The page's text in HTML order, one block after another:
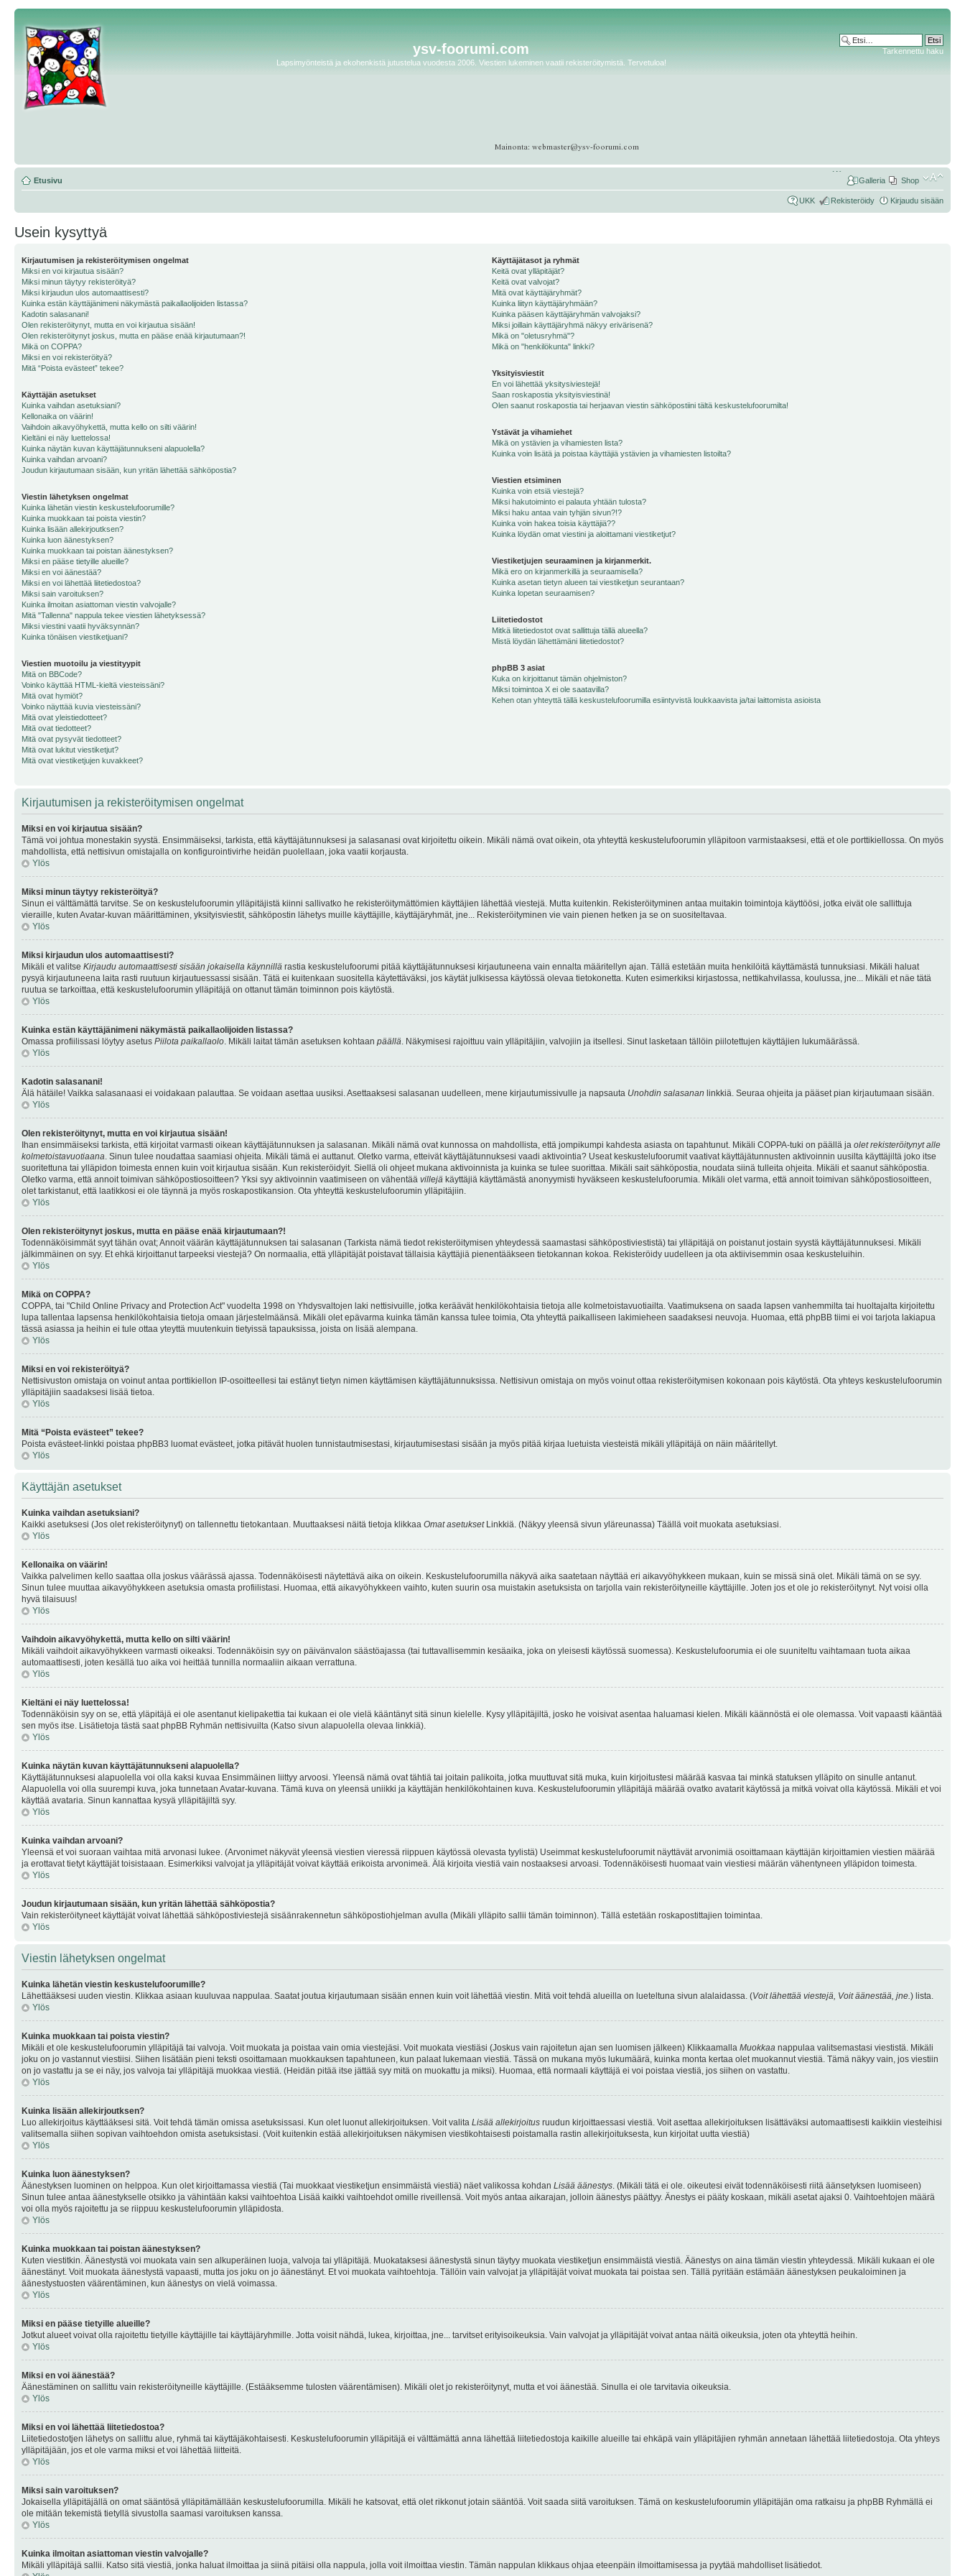
ysv-foorumi.com
Lapsimyönteistä ja ekohenkistä jutustelua vuodesta 2006. Viestien lukeminen vaatii rekisteröitymistä. Tervetuloa!
Tarkennettu haku
Etusivu Shop
Galleria
UKK Rekisteröidy Kirjaudu sisään
Usein kysyttyä
Kirjautumisen ja rekisteröitymisen ongelmat
Miksi en voi kirjautua sisään?
Miksi minun täytyy rekisteröityä?
Miksi kirjaudun ulos automaattisesti?
Kuinka estän käyttäjänimeni näkymästä paikallaolijoiden listassa?
Kadotin salasanani!
Olen rekisteröitynyt, mutta en voi kirjautua sisään!
Olen rekisteröitynyt joskus, mutta en pääse enää kirjautumaan?!
Mikä on COPPA?
Miksi en voi rekisteröityä?
Mitä “Poista evästeet” tekee?
Käyttäjän asetukset
Kuinka vaihdan asetuksiani?
Kellonaika on väärin!
Vaihdoin aikavyöhykettä, mutta kello on silti väärin!
Kieltäni ei näy luettelossa!
Kuinka näytän kuvan käyttäjätunnukseni alapuolella?
Kuinka vaihdan arvoani?
Joudun kirjautumaan sisään, kun yritän lähettää sähköpostia?
Viestin lähetyksen ongelmat
Kuinka lähetän viestin keskustelufoorumille?
Kuinka muokkaan tai poista viestin?
Kuinka lisään allekirjoutksen?
Kuinka luon äänestyksen?
Kuinka muokkaan tai poistan äänestyksen?
Miksi en pääse tietyille alueille?
Miksi en voi äänestää?
Miksi en voi lähettää liitetiedostoa?
Miksi sain varoituksen?
Kuinka ilmoitan asiattoman viestin valvojalle?
Mitä "Tallenna" nappula tekee viestien lähetyksessä?
Miksi viestini vaatii hyväksynnän?
Kuinka tönäisen viestiketjuani?
Viestien muotoilu ja viestityypit
Mitä on BBCode?
Voinko käyttää HTML-kieltä viesteissäni?
Mitä ovat hymiöt?
Voinko näyttää kuvia viesteissäni?
Mitä ovat yleistiedotteet?
Mitä ovat tiedotteet?
Mitä ovat pysyvät tiedotteet?
Mitä ovat lukitut viestiketjut?
Mitä ovat viestiketjujen kuvakkeet?
Käyttäjätasot ja ryhmät
Keitä ovat ylläpitäjät?
Keitä ovat valvojat?
Mitä ovat käyttäjäryhmät?
Kuinka liityn käyttäjäryhmään?
Kuinka pääsen käyttäjäryhmän valvojaksi?
Miksi joillain käyttäjäryhmä näkyy erivärisenä?
Mikä on "oletusryhmä"?
Mikä on "henkilökunta" linkki?
Yksityisviestit
En voi lähettää yksitysiviestejä!
Saan roskapostia yksityisviestinä!
Olen saanut roskapostia tai herjaavan viestin sähköpostiini tältä keskustelufoorumilta!
Ystävät ja vihamiehet
Mikä on ystävien ja vihamiesten lista?
Kuinka voin lisätä ja poistaa käyttäjiä ystävien ja vihamiesten listoilta?
Viestien etsiminen
Kuinka voin etsiä viestejä?
Miksi hakutoiminto ei palauta yhtään tulosta?
Miksi haku antaa vain tyhjän sivun?!?
Kuinka voin hakea toisia käyttäjiä??
Kuinka löydän omat viestini ja aloittamani viestiketjut?
Viestiketjujen seuraaminen ja kirjanmerkit.
Mikä ero on kirjanmerkillä ja seuraamisella?
Kuinka asetan tietyn alueen tai viestiketjun seurantaan?
Kuinka lopetan seuraamisen?
Liitetiedostot
Mitkä liitetiedostot ovat sallittuja tällä alueella?
Mistä löydän lähettämäni liitetiedostot?
phpBB 3 asiat
Kuka on kirjoittanut tämän ohjelmiston?
Miksi toimintoa X ei ole saatavilla?
Kehen otan yhteyttä tällä keskustelufoorumilla esiintyvistä loukkaavista ja/tai laittomista asioista
Kirjautumisen ja rekisteröitymisen ongelmat
Miksi en voi kirjautua sisään?
Tämä voi johtua monestakin syystä. Ensimmäiseksi, tarkista, että käyttäjätunnuksesi ja salasanasi ovat kirjoitettu oikein. Mikäli nämä ovat oikein, ota yhteyttä keskustelufoorumin ylläpitoon varmistaaksesi, että et ole porttikiellossa. On myös
mahdollista, että nettisivun omistajalla on konfigurointivirhe heidän puolellaan, joka vaatii korjausta.
Ylös
Miksi minun täytyy rekisteröityä?
Sinun ei välttämättä tarvitse. Se on keskustelufoorumin ylläpitäjistä kiinni sallivatko he rekisteröitymättömien käyttäjien lähettää viestejä. Mutta kuitenkin. Rekisteröityminen antaa muitakin toimintoja käyttöösi, jotka eivät ole sallittuja
vieraille, kuten Avatar-kuvan määrittäminen, yksityisviestit, sähköpostin lähetys muille käyttäjille, käyttäjäryhmät, jne... Rekisteröityminen vie vain pienen hetken ja se on suositeltavaa.
Ylös
Miksi kirjaudun ulos automaattisesti?
Mikäli et valitse Kirjaudu automaattisesti sisään jokaisella käynnillä rastia keskustelufoorumi pitää käyttäjätunnuksesi kirjautuneena vain ennalta määritellyn ajan. Tällä estetään muita henkilöitä käyttämästä tunnuksiasi. Mikäli haluat
pysyä kirjautuneena laita rasti ruutuun kirjautuessassi sisään. Tätä ei kuitenkaan suositella käytettäväksi, jos käytät julkisessa käytössä olevaa tietokonetta. Kuten esimerkiksi kirjastossa, nettikahvilassa, koulussa, jne... Mikäli et näe tätä
ruutua se tarkoittaa, että keskustelufoorumin ylläpitäjä on ottanut tämän toiminnon pois käytöstä.
Ylös
Kuinka estän käyttäjänimeni näkymästä paikallaolijoiden listassa?
Omassa profiilissasi löytyy asetus Piilota paikallaolo. Mikäli laitat tämän asetuksen kohtaan päällä. Näkymisesi rajoittuu vain ylläpitäjiin, valvojiin ja itsellesi. Sinut lasketaan tällöin piilotettujen käyttäjien lukumäärässä.
Ylös
Kadotin salasanani!
Älä hätäile! Vaikka salasanaasi ei voidakaan palauttaa. Se voidaan asettaa uusiksi. Asettaaksesi salasanan uudelleen, mene kirjautumissivulle ja napsauta Unohdin salasanan linkkiä. Seuraa ohjeita ja pääset pian kirjautumaan sisään.
Ylös
Olen rekisteröitynyt, mutta en voi kirjautua sisään!
Ihan ensimmäiseksi tarkista, että kirjoitat varmasti oikean käyttäjätunnuksen ja salasanan. Mikäli nämä ovat kunnossa on mahdollista, että jompikumpi kahdesta asiasta on tapahtunut. Mikäli COPPA-tuki on päällä ja olet rekisteröitynyt alle
kolmetoistavuotiaana. Sinun tulee noudattaa saamiasi ohjeita. Mikäli tämä ei auttanut. Oletko varma, etteivät käyttäjätunnuksesi vaadi aktivointia? Useat keskustelufoorumit vaativat käyttäjätunnusten aktivoinnin uusilta käyttäjiltä joko itse
suoritettuna tai ylläpidon toimesta ennen kuin voit kirjautua sisään. Kun rekisteröidyit. Siellä oli ohjeet mukana aktivoinnista ja kuinka se tulee suorittaa. Mikäli sait sähköpostia, noudata siinä tulleita ohjeita. Mikäli et saanut sähköpostia.
Oletko varma, että annoit toimivan sähköpostiosoitteen? Yksi syy aktivoinnin vaatimiseen on vähentää villejä käyttäjiä käyttämästä anonyymisti hyväkseen keskustelufoorumia. Mikäli olet varma, että annoit toimivan sähköpostiosoitteen,
olet tarkistanut, että laatikkosi ei ole täynnä ja myös roskapostikansion. Ota yhteyttä keskustelufoorumin ylläpitäjiin.
Ylös
Olen rekisteröitynyt joskus, mutta en pääse enää kirjautumaan?!
Todennäköisimmät syyt tähän ovat; Annoit väärän käyttäjätunnuksen tai salasanan (Tarkista nämä tiedot rekisteröitymisen yhteydessä saamastasi sähköpostiviestistä) tai ylläpitäjä on poistanut jostain syystä käyttäjätunnuksesi. Mikäli
jälkimmäinen on syy. Et ehkä kirjoittanut tarpeeksi viestejä? On normaalia, että ylläpitäjät poistavat tällaisia käyttäjiä pienentääkseen tietokannan kokoa. Rekisteröidy uudelleen ja ota aktiivisemmin osaa keskusteluihin.
Ylös
Mikä on COPPA?
COPPA, tai "Child Online Privacy and Protection Act" vuodelta 1998 on Yhdysvaltojen laki nettisivuille, jotka keräävät henkilökohtaisia tietoja alle kolmetoistavuotiailta. Vaatimuksena on saada lapsen vanhemmilta tai huoltajalta kirjoitettu
lupa tallentaa lapsensa henkilökohtaisia tietoja omaan järjestelmäänsä. Mikäli olet epävarma kuinka tämän kanssa tulee toimia, Ota yhteyttä paikalliseen lakimieheen saadaksesi neuvoja. Huomaa, että phpBB tiimi ei voi tarjota lakiapua
tässä asiassa ja heihin ei tule ottaa yteyttä muutenkuin tietyissä tapauksissa, joista on lisää alempana.
Ylös
Miksi en voi rekisteröityä?
Nettisivuston omistaja on voinut antaa porttikiellon IP-osoitteellesi tai estänyt tietyn nimen käyttämisen käyttäjätunnuksissa. Nettisivun omistaja on myös voinut ottaa rekisteröitymisen kokonaan pois käytöstä. Ota yhteys keskustelufoorumin
ylläpitäjiin saadaksesi lisää tietoa.
Ylös
Mitä “Poista evästeet” tekee?
Poista evästeet-linkki poistaa phpBB3 luomat evästeet, jotka pitävät huolen tunnistautmisestasi, kirjautumisestasi sisään ja myös pitää kirjaa luetuista viesteistä mikäli ylläpitäjä on näin määritellyt.
Ylös
Käyttäjän asetukset
Kuinka vaihdan asetuksiani?
Kaikki asetuksesi (Jos olet rekisteröitynyt) on tallennettu tietokantaan. Muuttaaksesi näitä tietoja klikkaa Omat asetuksetLinkkiä. (Näkyy yleensä sivun yläreunassa) Täällä voit muokata asetuksiasi.
Ylös
Kellonaika on väärin!
Vaikka palvelimen kello saattaa olla joskus väärässä ajassa. Todennäköisesti näytettävä aika on oikein. Keskustelufoorumilla näkyvä aika saatetaan näyttää eri aikavyöhykkeen mukaan, kuin se missä sinä olet. Mikäli tämä on se syy.
Sinun tulee muuttaa aikavyöhykkeen asetuksia omasta profiilistasi. Huomaa, että aikavyöhykkeen vaihto, kuten suurin osa muistakin asetuksista on tarjolla vain rekisteröityneille käyttäjille. Joten jos et ole jo rekisteröitynyt. Nyt voisi olla
hyvä tilaisuus!
Ylös
Vaihdoin aikavyöhykettä, mutta kello on silti väärin!
Mikäli vaihdoit aikavyöhykkeen varmasti oikeaksi. Todennäköisin syy on päivänvalon säästöajassa (tai tuttavallisemmin kesäaika, joka on yleisesti käytössä suomessa). Keskustelufoorumia ei ole suuniteltu vaihtamaan tuota aikaa
automaattisesti, joten kesällä tuo aika voi heittää tunnilla normaaliin aikaan verrattuna.
Ylös
Kieltäni ei näy luettelossa!
Todennäköisin syy on se, että yläpitäjä ei ole asentanut kielipakettia tai kukaan ei ole vielä kääntänyt sitä sinun kielelle. Kysy ylläpitäjiltä, josko he voisivat asentaa haluamasi kielen. Mikäli käännöstä ei ole olemassa. Voit vapaasti kääntää
sen myös itse. Lisätietoja tästä saat phpBB Ryhmän nettisivuilta (Katso sivun alapuolella olevaa linkkiä).
Ylös
Kuinka näytän kuvan käyttäjätunnukseni alapuolella?
Käyttäjätunnuksesi alapuolella voi olla kaksi kuvaa Ensimmäinen liittyy arvoosi. Yleensä nämä ovat tähtiä tai joitain palikoita, jotka muuttuvat sitä muka, kuin kirjoitustesi määrää kasvaa tai minkä statuksen ylläpito on sinulle antanut.
Alapuolella voi olla suurempi kuva, joka tunnetaan Avatar-kuvana. Tämä kuva on yleensä uniikki ja käyttäjän henkilökohtainen kuva. Keskustelufoorumin ylläpitäjä määrää ovatko avatarit käytössä ja mitkä voivat olla käytössä. Mikäli et voi
käyttää avataria. Sinun kannattaa kysyä ylläpitäjiltä syy.
Ylös
Kuinka vaihdan arvoani?
Yleensä et voi suoraan vaihtaa mitä arvonasi lukee. (Arvonimet näkyvät yleensä viestien vieressä riippuen käytössä olevasta tyylistä) Useimmat keskustelufoorumit näyttävät arvonimiä osoittamaan käyttäjän kirjoittamien viestien määrää
ja erottavat tietyt käyttäjät toisistaaan. Esimerkiksi valvojat ja ylläpitäjät voivat käyttää erikoista arvonimeä. Älä kirjoita viestiä vain nostaaksesi arvoasi. Todennäköisesti huomaat vain viestiesi määrän vähentyneen ylläpidon toimesta.
Ylös
Joudun kirjautumaan sisään, kun yritän lähettää sähköpostia?
Vain rekisteröityneet käyttäjät voivat lähettää sähköpostiviestejä sisäänrakennetun sähköpostiohjelman avulla (Mikäli ylläpito sallii tämän toiminnon). Tällä estetään roskapostittajien toimintaa.
Ylös
Viestin lähetyksen ongelmat
Kuinka lähetän viestin keskustelufoorumille?
Lähettääksesi uuden viestin. Klikkaa asiaan kuuluvaa nappulaa. Saatat joutua kirjautumaan sisään ennen kuin voit lähettää viestin. Mitä voit tehdä alueilla on lueteltuna sivun alalaidassa. (Voit lähettää viestejä, Voit äänestää, jne.) lista.
Ylös
Kuinka muokkaan tai poista viestin?
Mikäli et ole keskustelufoorumin ylläpitäjä tai valvoja. Voit muokata ja poistaa vain omia viestejäsi. Voit muokata viestiäsi (Joskus vain rajoitetun ajan sen luomisen jälkeen) Klikkaamalla Muokkaa nappulaa valitsemastasi viestistä. Mikäli
joku on jo vastannut viestiisi. Siihen lisätään pieni teksti osoittamaan muokkauksen tapahtuneen, kun palaat lukemaan viestiä. Tässä on mukana myös lukumäärä, kuinka monta kertaa olet muokannut viestiä. Tämä näkyy vain, jos viestiin
on jo vastattu ja se ei näy, jos valvoja tai ylläpitäjä muokkaa viestiä. (Heidän pitää itse jättää syy mitä on muokattu ja miksi). Huomaa, että normaali käyttäjä ei voi poistaa viestiä, jos siihen on vastattu.
Ylös
Kuinka lisään allekirjoutksen?
Luo allekirjoitus käyttääksesi sitä. Voit tehdä tämän omissa asetuksissasi. Kun olet luonut allekirjoituksen. Voit valita Lisää allekirjoitus ruudun kirjoittaessasi viestiä. Voit asettaa allekirjoituksen lisättäväksi automaattisesti kaikkiin viesteihisi
valitsemalla siihen sopivan vaihtoehdon omista asetuksistasi. (Voit kuitenkin estää allekirjoituksen näkymisen viestikohtaisesti poistamalla rastin allekirjoituksesta, kun kirjoitat uutta viestiä)
Ylös
Kuinka luon äänestyksen?
Äänestyksen luominen on helppoa. Kun olet kirjoittamassa viestiä (Tai muokkaat viestiketjun ensimmäistä viestiä) näet valikossa kohdan Lisää äänestys. (Mikäli tätä ei ole. oikeutesi eivät todennäköisesti riitä äänsetyksen luomiseen)
Sinun tulee antaa äänestykselle otsikko ja vähintään kaksi vaihtoehtoa Lisää kaikki vaihtoehdot omille riveillensä. Voit myös antaa aikarajan, jolloin äänestys päättyy. Änestys ei pääty koskaan, mikäli asetat ajaksi 0. Vaihtoehtojen määrä
voi olla myös rajoitettu ja se riippuu keskustelufoorumin ylläpidosta.
Ylös
Kuinka muokkaan tai poistan äänestyksen?
Kuten viestitkin. Äänestystä voi muokata vain sen alkuperäinen luoja, valvoja tai ylläpitäjä. Muokataksesi äänestystä sinun täytyy muokata viestiketjun ensimmäistä viestiä. Äänestys on aina tämän viestin yhteydessä. Mikäli kukaan ei ole
äänestänyt. Voit muokata äänestystä vapaasti, mutta jos joku on jo äänestänyt. Et voi muokata vaihtoehtoja. Tällöin vain valvojat ja ylläpitäjät voivat muokata tai poistaa sen. Tällä pyritään estämään äänestyksen peukaloiminen ja
äänestystuosten väärentäminen, kun äänestys on vielä voimassa.
Ylös
Miksi en pääse tietyille alueille?
Jotkut alueet voivat olla rajoitettu tietyille käyttäjille tai käyttäjäryhmille. Jotta voisit nähdä, lukea, kirjoittaa, jne... tarvitset erityisoikeuksia. Vain valvojat ja ylläpitäjät voivat antaa näitä oikeuksia, joten ota yhteyttä heihin.
Ylös
Miksi en voi äänestää?
Äänestäminen on sallittu vain rekisteröityneille käyttäjille. (Estääksemme tulosten väärentämisen). Mikäli olet jo rekisteröitynyt, mutta et voi äänestää. Sinulla ei ole tarvitavia oikeuksia.
Ylös
Miksi en voi lähettää liitetiedostoa?
Liitetiedostotjen lähetys on sallittu alue, ryhmä tai käyttäjäkohtaisesti. Keskustelufoorumin ylläpitäjä ei välttämättä anna lähettää liitetiedostoja kaikille alueille tai ehkäpä vain ylläpitäjien ryhmän annetaan lähettää liitetiedostoja. Ota yhteys
ylläpitäjään, jos et ole varma miksi et voi lähettää liitteitä.
Ylös
Miksi sain varoituksen?
Jokaisella ylläpitäjällä on omat sääntösä ylläpitämällään keskustelufoorumilla. Mikäli he katsovat, että olet rikkonut jotain sääntöä. Voit saada siitä varoituksen. Tämä on keskustelufoorumin ylläpitäjän oma ratkaisu ja phpBB Ryhmällä ei
ole mitään tekemistä tietyllä sivustolla saamasi varoituksen kanssa.
Ylös
Kuinka ilmoitan asiattoman viestin valvojalle?
Mikäli ylläpitäjä sallii. Katso sitä viestiä, jonka haluat ilmoittaa ja siinä pitäisi olla nappula, jolla voit ilmoittaa viestin. Tämän nappulan klikkaus ohjaa eteenpäin ilmoittamisessa ja pyytää mahdolliset lisätiedot.